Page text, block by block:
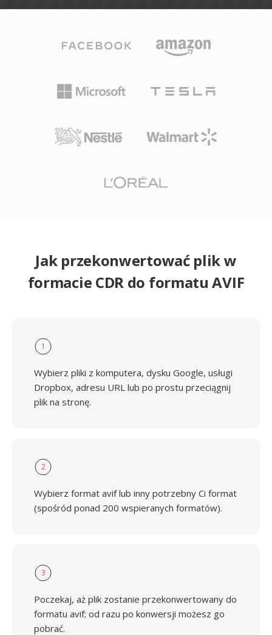
Jak przekonwertować plik w
formacie CDR do formatu AVIF
1
Wybierz pliki z komputera, dysku Google, usługi
Dropbox, adresu URL lub po prostu przeciągnij
plik na stronę.
2
Wybierz format avif lub inny potrzebny Ci format
(spośród ponad 200 wspieranych formatów).
3
Poczekaj, aż plik zostanie przekonwertowany do
formatu avif; od razu po konwersji możesz go
pobrać.